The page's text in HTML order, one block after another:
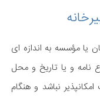
یا مؤسسه به اندازه ای
نامه و یا تاریخ و محل
نباشد و هنگام